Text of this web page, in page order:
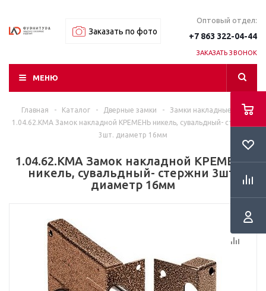
Заказать по фото
Оптовый отдел:
+7 863 322-04-44
ЗАКАЗАТЬ ЗВОНОК
МЕНЮ
Главная - Каталог - Дверные замки - Замки накладные
1.04.62.КМА Замок накладной КРЕМЕНЬ никель, сувальдный- стержни
3шт. диаметр 16мм
1.04.62.КМА Замок накладной КРЕМЕНЬ
никель, сувальдный- стержни 3шт.
диаметр 16мм